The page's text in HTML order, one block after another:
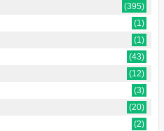
(395)
(1)
(1)
(43)
(12)
(3)
(20)
(2)